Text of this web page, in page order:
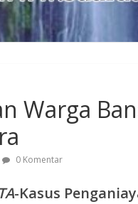
Warga
0 Komentar
-Kasus